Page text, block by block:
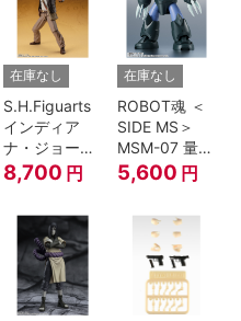
在庫なし
S.H.Figuarts
インディア
ナ・ジョーン
ズ（レイダー
ス/失われたア
櫃》）
8,700 円
在庫なし
ROBOT魂 ＜
SIDE MS＞
MSM-07 量産
型ズゴック
ver.
5,600 円